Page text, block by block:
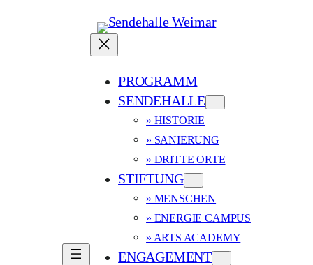
PROGRAMM
SENDEHALLE
» HISTORIE
» SANIERUNG
» DRITTE ORTE
STIFTUNG
» MENSCHEN
» ENERGIE CAMPUS
» ARTS ACADEMY
ENGAGEMENT